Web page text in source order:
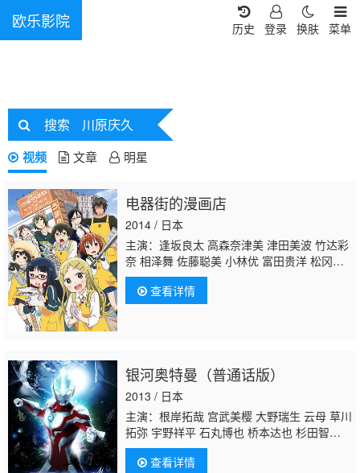
欧乐影院 菜单
换肤
登录
历史
搜索 川原庆久
视频 文章 明星
电器街的漫画店
2014 / 日本
主演：逢坂良太 高森奈津美 津田美波 竹达彩
奈 相泽舞 佐藤聪美 小林优 富田贵洋 松冈祯
丞川原庆久
查看详情
银河奥特曼（普通话版）
2013 / 日本
主演：根岸拓哉 宫武美樱 大野瑞生 云母 草川
拓弥 宇野祥平 石丸博也 桥本达也 杉田智
和 平野勋人川原庆久
光挥 野村宏伸 川上麻衣子 阿部翔平
查看详情